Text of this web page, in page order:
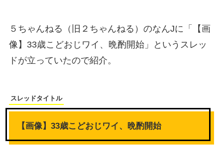
５ちゃんねる（旧２ちゃんねる）のなんJに「【画
像】33歳こどおじワイ、晩酌開始」というスレッ
ドが立っていたので紹介。
スレッドタイトル
【画像】33歳こどおじワイ、晩酌開始